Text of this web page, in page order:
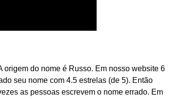
origem do nome é Russo. Em nosso website 6
seu nome com 4.5 estrelas (de 5). Então
as pessoas escrevem o nome errado. Em